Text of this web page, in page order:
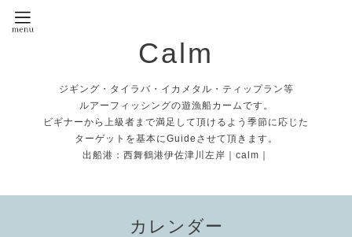
Calm
ジギング・タイラバ・イカメタル・ティップラン等
ルアーフィッシングの遊漁船カームです。
ビギナーから上級者まで満足して頂けるよう季節に応じた
ターゲットを基本にGuideさせて頂きます。
出船港：西舞鶴港伊佐津川左岸｜calm｜
カレンダー